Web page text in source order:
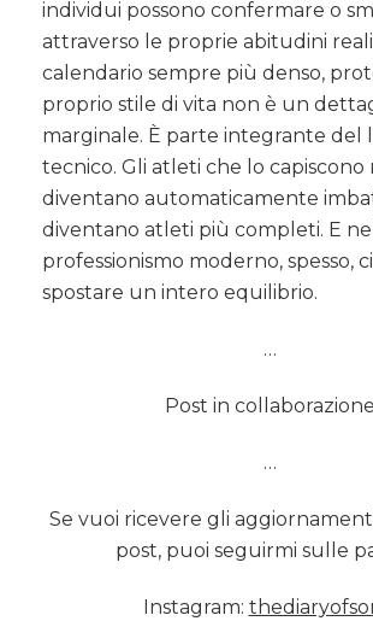
individui possono confermare o
attraverso le proprie abitudini
calendario sempre più denso,
proprio stile di vita non è un
marginale. È parte integrante del
tecnico. Gli atleti che lo capiscono
diventano automaticamente
diventano atleti più completi. E nel
professionismo moderno, spesso,
spostare un intero equilibrio.
…
Post in collaborazione
…
Se vuoi ricevere gli
post, puoi seguirmi sulle
Instagram: